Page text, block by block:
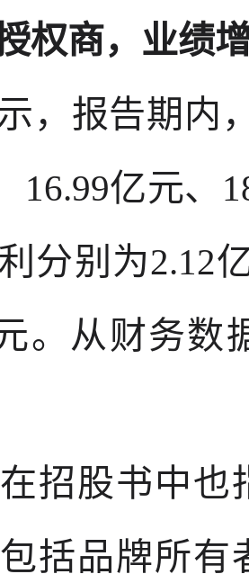
权商，业绩
，报告期内
16.99亿元、
分别为2.12
。从财务数
招股书中也
括品牌所有